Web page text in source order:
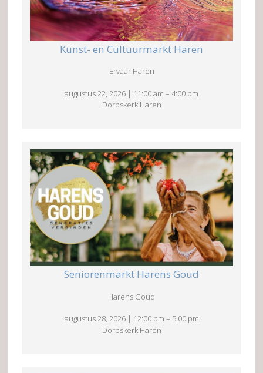
Kunst- en Cultuurmarkt Haren
Ervaar Haren
augustus 22, 2026 | 11:00 am – 4:00 pm
Dorpskerk Haren
Seniorenmarkt Harens Goud
Harens Goud
augustus 28, 2026 | 12:00 pm – 5:00 pm
Dorpskerk Haren